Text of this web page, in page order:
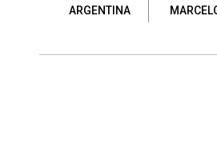
ARGENTINA